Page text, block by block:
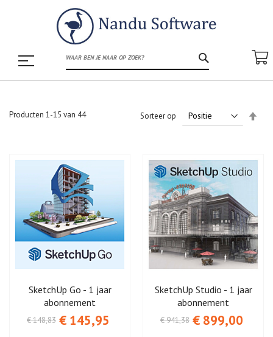
Producten 1-15 van 44 Sorteer op
SketchUp Go - 1 jaar
abonnement
€ 145,95
€ 148,83
SketchUp Studio - 1 jaar
abonnement
€ 899,00
€ 941,38